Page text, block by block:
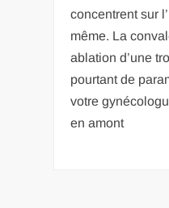
concentrent sur
même. La
ablation d’une
pourtant de
votre
en amont